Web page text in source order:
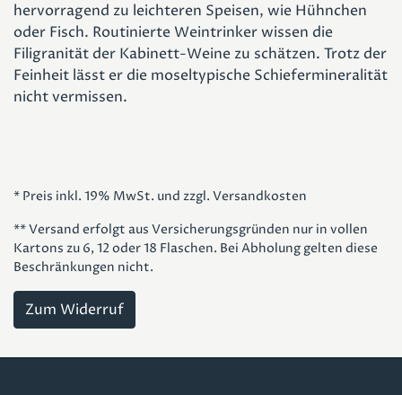
hervorragend zu leichteren Speisen, wie Hühnchen
oder Fisch. Routinierte Weintrinker wissen die
Filigranität der Kabinett-Weine zu schätzen. Trotz der
Feinheit lässt er die moseltypische Schiefermineralität
nicht vermissen.
* Preis inkl. 19% MwSt. und zzgl. Versandkosten
** Versand erfolgt aus Versicherungsgründen nur in vollen
Kartons zu 6, 12 oder 18 Flaschen. Bei Abholung gelten diese
Beschränkungen nicht.
Zum Widerruf